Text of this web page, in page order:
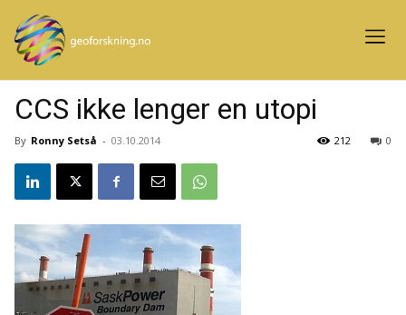
CCS ikke lenger en utopi
By Ronny Setså - 03.10.2014 0
212